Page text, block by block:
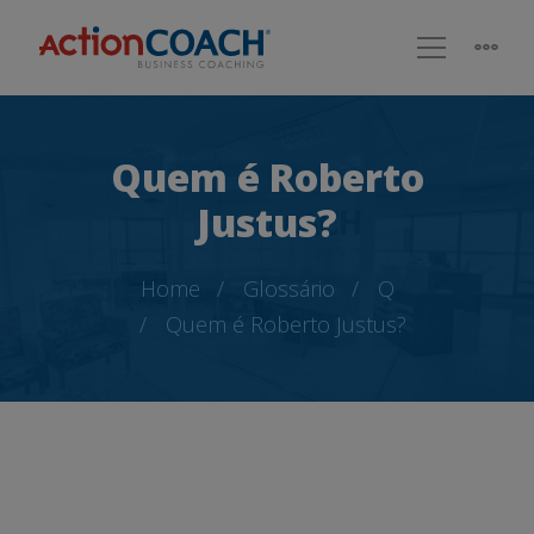
Quem é Roberto
Justus?
Home Glossário
Q
Quem é Roberto Justus?